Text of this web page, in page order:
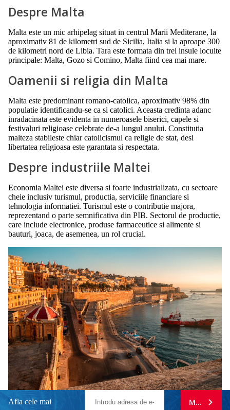
Despre Malta
Malta este un mic arhipelag situat in centrul Marii Mediterane, la
aproximativ 81 de kilometri sud de Sicilia, Italia si la aproape 300
de kilometri nord de Libia. Tara este formata din trei insule locuite
principale: Malta, Gozo si Comino, Malta fiind cea mai mare.
Oamenii si religia din Malta
Malta este predominant romano-catolica, aproximativ 98% din
populatie identificandu-se ca si catolici. Aceasta credinta adanc
inradacinata este evidenta in numeroasele biserici, capele si
festivaluri religioase celebrate de-a lungul anului. Constitutia
malteza stabileste chiar catolicismul ca religie de stat, desi
libertatea religioasa este garantata si respectata.
Despre industriile Maltei
Economia Maltei este diversa si foarte industrializata, cu sectoare
cheie inclusiv turismul, productia, serviciile financiare si
tehnologia informatiei. Turismul este o contributie majora,
reprezentand o parte semnificativa din PIB. Sectorul de productie,
care include electronice, produse farmaceutice si alimente si
bauturi, joaca, de asemenea, un rol crucial.
Afla cele mai MA